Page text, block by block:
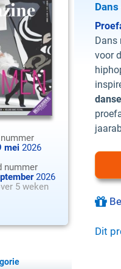
mei 2026
nummer
2026
5 weken
Dans
Dans
voor
Dit